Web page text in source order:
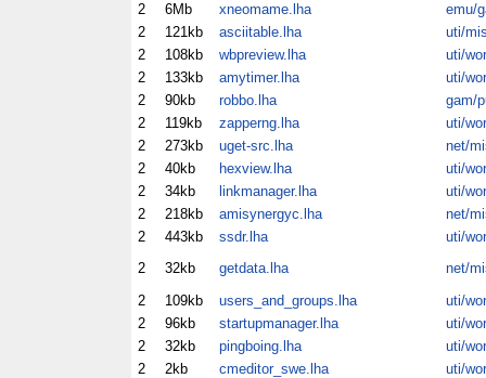
2
6Mb xneomame.lha
emu/
2
121kb asciitable.lha
uti/
2
108kb wbpreview.lha
uti/wor
2
133kb amytimer.lha
uti/wor
2
90kb robbo.lha
gam/
2
119kb zapperng.lha
uti/wor
2
273kb uget-src.lha
net/
2
40kb hexview.lha
uti/wor
2
34kb linkmanager.lha
uti/wor
2
218kb amisynergyc.lha
net/
2
443kb ssdr.lha
uti/wor
2
32kb getdata.lha
net/
2
109kb users_and_groups.lha
uti/wor
2
96kb startupmanager.lha
uti/wor
2
32kb pingboing.lha
uti/wor
2
2kb cmeditor_swe.lha
uti/wor